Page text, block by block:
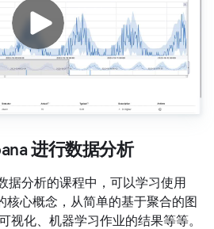
进行数据分析
据分析的课程中，可以学习使用
核心概念，从简单的基于聚合的图
视化、机器学习作业的结果等等。